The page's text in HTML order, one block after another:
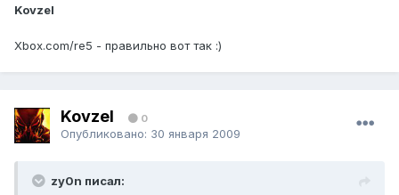
Kovzel
Xbox.com/re5 - правильно вот так :)
Kovzel 0
Опубликовано: 30 января 2009
zy0n писал: